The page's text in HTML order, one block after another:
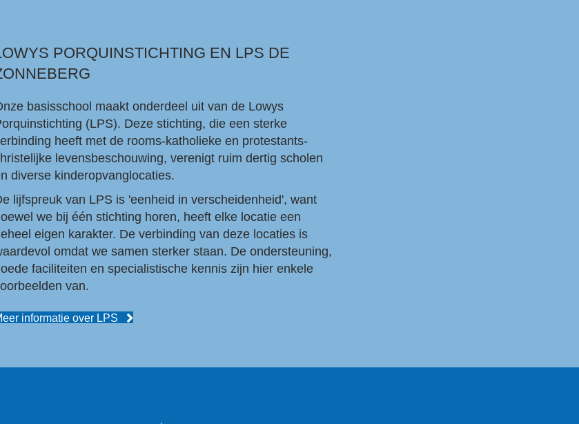
PORQUINSTICHTING EN LPS DE
basisschool maakt onderdeel uit van de Lowys
(LPS). Deze stichting, die een sterke
heeft met de rooms-katholieke en protestants-
levensbeschouwing, verenigt ruim dertig scholen
diverse kinderopvanglocaties.
lijfspreuk van LPS is 'eenheid in verscheidenheid', want
we bij één stichting horen, heeft elke locatie een
eigen karakter. De verbinding van deze locaties is
omdat we samen sterker staan. De ondersteuning,
faciliteiten en specialistische kennis zijn hier enkele
van.
informatie over LPS